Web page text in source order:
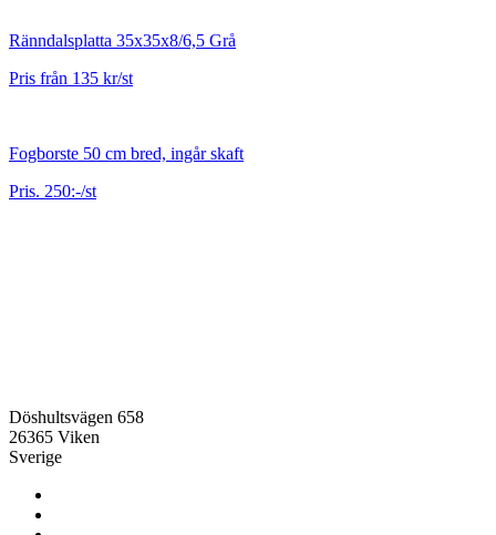
Ränndalsplatta 35x35x8/6,5 Grå
Pris från 135 kr/st
Fogborste 50 cm bred, ingår skaft
Pris. 250:-/st
Döshultsvägen 658
26365 Viken
Sverige